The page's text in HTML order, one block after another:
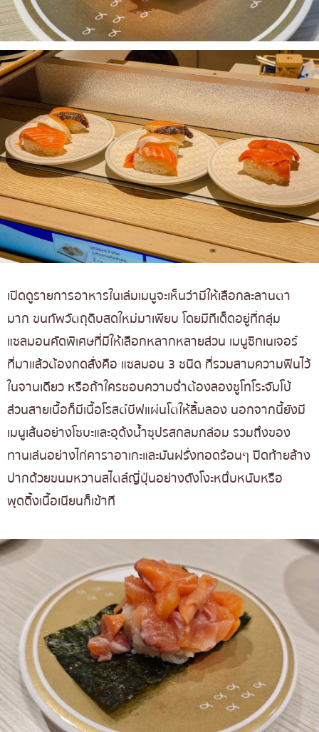
เปิดดูรายการอาหารในเล่มเมนูจะเห็นว่ามีให้เลือกละลานตา
มาก ขนทัพวัตถุดิบสดใหม่มาเพียบ โดยมีทีเด็ดอยู่ที่กลุ่ม
แซลมอนคัดพิเศษที่มีให้เลือกหลากหลายส่วน เมนูซิกเนเจอร์
ที่มาแล้วต้องกดสั่งคือ แซลมอน 3 ชนิด ที่รวมสามความฟินไว้
ในจานเดียว หรือถ้าใครชอบความฉ่ำต้องลองชูโทโระจัมโบ้
ส่วนสายเนื้อก็มีเนื้อโรสต์บีฟแผ่นโตให้ลิ้มลอง นอกจากนี้ยังมี
เมนูเส้นอย่างโซบะและอุด้งน้ำซุปรสกลมกล่อม รวมถึงของ
ทานเล่นอย่างไก่คาราอาเกะและมันฝรั่งทอดร้อนๆ ปิดท้ายล้าง
ปากด้วยขนมหวานสไตล์ญี่ปุ่นอย่างดังโงะหนึบหนับหรือ
พุดดิ้งเนื้อเนียนก็เข้าที